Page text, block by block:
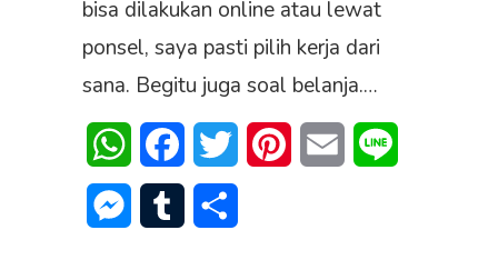
bisa dilakukan online atau lewat
ponsel, saya pasti pilih kerja dari
sana. Begitu juga soal belanja.…
WhatsAppFacebookTwitter PinterestEmail
Messenger
Tumblr